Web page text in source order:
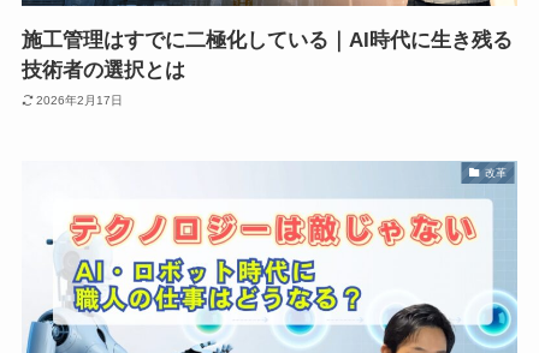
施工管理はすでに二極化している｜AI時代に生き残る
技術者の選択とは
2026年2月17日
改革